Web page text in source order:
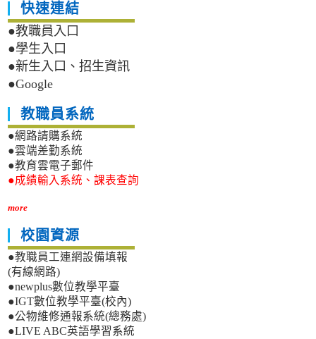
快速連結
●教職員入口
●學生入口
●新生入口、招生資訊
●Google
教職員系統
●網路請購系統
●雲端差勤系統
●教育雲電子郵件
●成績輸入系統、課表查詢
more
校園資源
●教職員工連網設備填報
(有線網路)
●newplus數位教學平臺
●IGT數位教學平臺(校內)
●公物維修通報系統(總務處)
●LIVE ABC英語學習系統